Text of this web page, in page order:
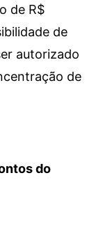
de R$
de
autorizado
de
do